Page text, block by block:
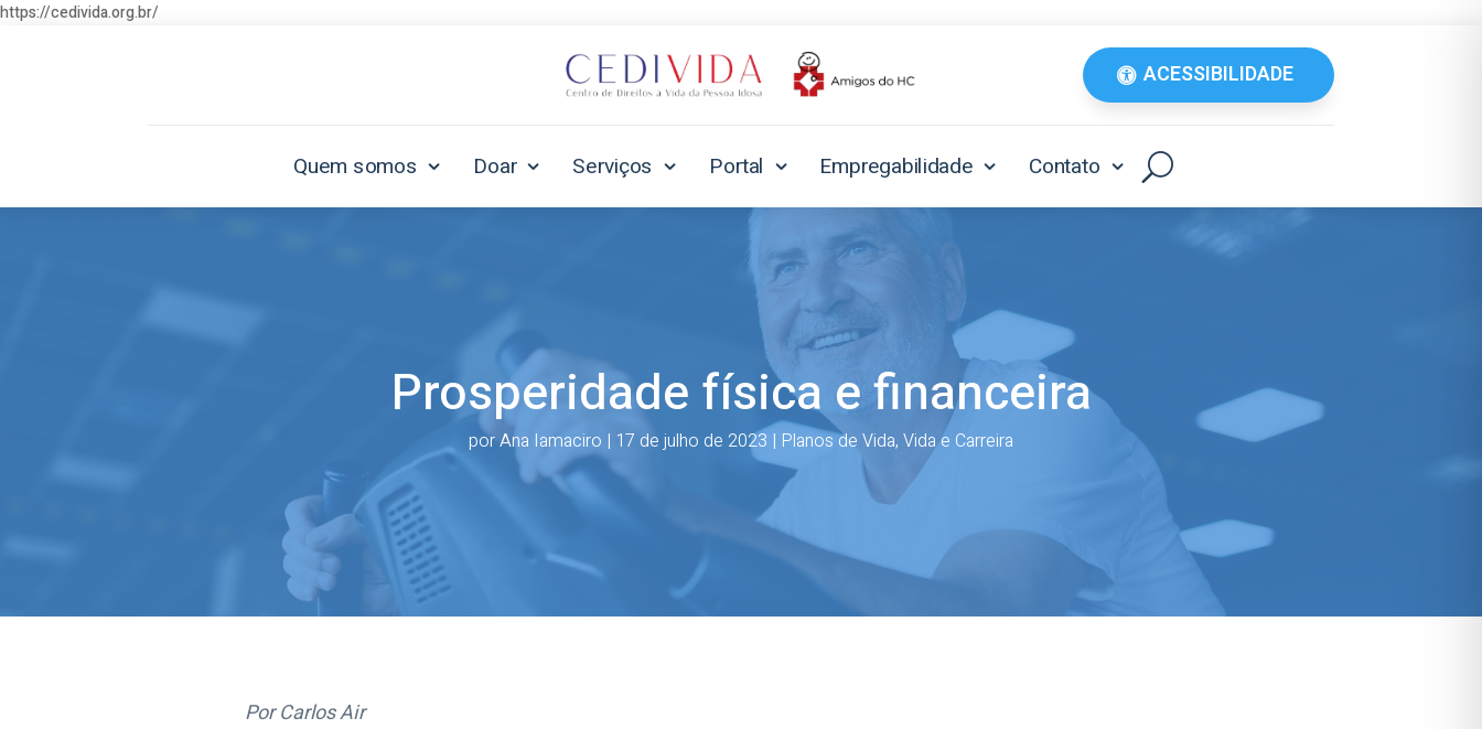
https://cedivida.org.br/
ACESSIBILIDADE
Quem somos Doar Serviços Portal Empregabilidade Contato
Prosperidade física e financeira
porAna Iamaciro | 17 de julho de 2023 | Planos de Vida, Vida e Carreira
Por Carlos Air